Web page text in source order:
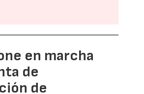
en marcha
de
de